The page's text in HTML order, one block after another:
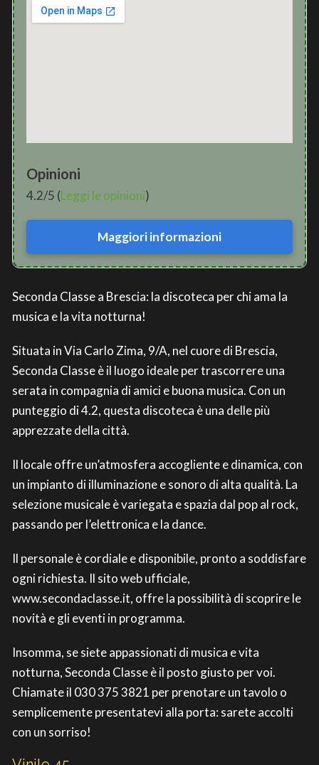
Opinioni
4.2/5 (Leggi le opinioni)
Maggiori informazioni
Seconda Classe a Brescia: la discoteca per chi ama la
musica e la vita notturna!
Situata in Via Carlo Zima, 9/A, nel cuore di Brescia,
Seconda Classe è il luogo ideale per trascorrere una
serata in compagnia di amici e buona musica. Con un
punteggio di 4.2, questa discoteca è una delle più
apprezzate della città.
Il locale offre un’atmosfera accogliente e dinamica, con
un impianto di illuminazione e sonoro di alta qualità. La
selezione musicale è variegata e spazia dal pop al rock,
passando per l’elettronica e la dance.
Il personale è cordiale e disponibile, pronto a soddisfare
ogni richiesta. Il sito web ufficiale,
www.secondaclasse.it, offre la possibilità di scoprire le
novità e gli eventi in programma.
Insomma, se siete appassionati di musica e vita
notturna, Seconda Classe è il posto giusto per voi.
Chiamate il 030 375 3821 per prenotare un tavolo o
semplicemente presentatevi alla porta: sarete accolti
con un sorriso!